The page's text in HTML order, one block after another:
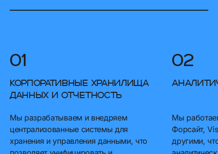
01
Корпоративные хранилища
данных и отчетность
Мы разрабатываем и внедряем
централизованные системы для
хранения и управления данными, что
02
Мы
Форсайт,
другими,